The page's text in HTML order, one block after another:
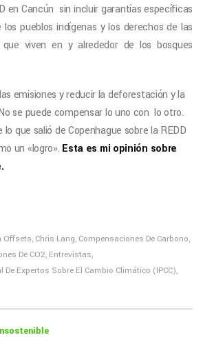
en Cancún sin incluir garantías específicas
pueblos indígenas y los derechos de las
que viven en y alrededor de los bosques
emisiones y reducir la deforestación y la
se puede compensar lo uno con lo otro.
que salió de Copenhague sobre la REDD
un «logro». Esta es mi opinión sobre
Offsets, Chris Lang, Compensaciones De Carbono,
De CO2, Entrevistas,
Expertos Sobre El Cambio Climático (IPCC),